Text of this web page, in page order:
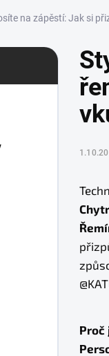
na zápěstí: Jak si
Proč